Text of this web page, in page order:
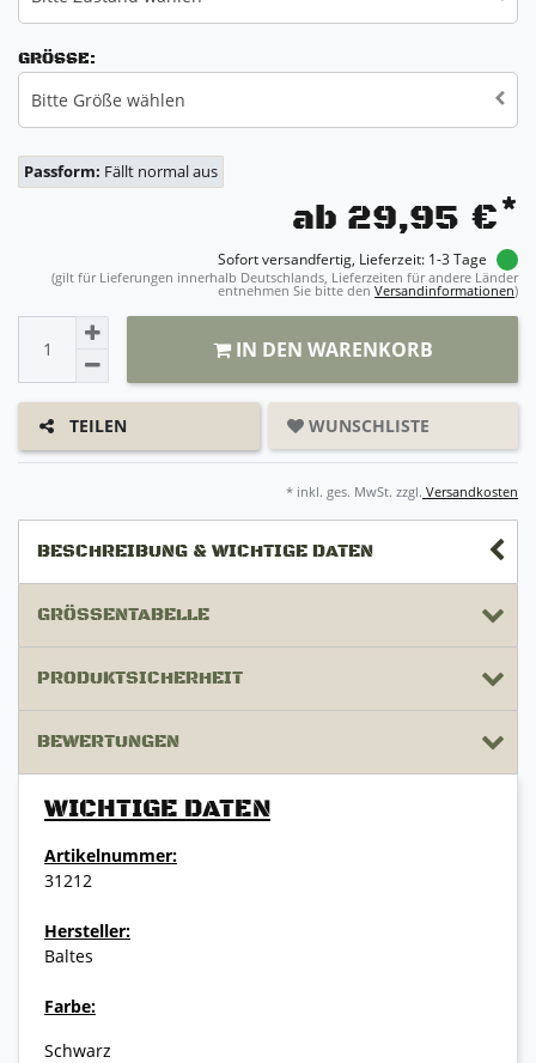
GRÖSSE:
Bitte Größe wählen
Passform: Fällt normal aus
ab 29,95 €*
Sofort versandfertig, Lieferzeit: 1-3 Tage
(gilt für Lieferungen innerhalb Deutschlands, Lieferzeiten für andere Länder
entnehmen Sie bitte den Versandinformationen)
IN DEN WARENKORB
TEILEN WUNSCHLISTE
* inkl. ges. MwSt. zzgl. Versandkosten
BESCHREIBUNG & WICHTIGE DATEN
GRÖSSENTABELLE
PRODUKTSICHERHEIT
BEWERTUNGEN
WICHTIGE DATEN
Artikelnummer:
31212
Hersteller:
Baltes
Farbe:
Schwarz